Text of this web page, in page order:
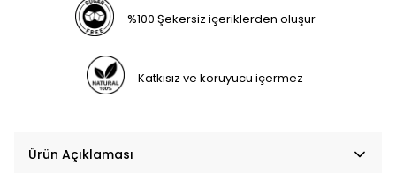
%100 Şekersiz içeriklerden oluşur
Katkısız ve koruyucu içermez
Ürün Açıklaması